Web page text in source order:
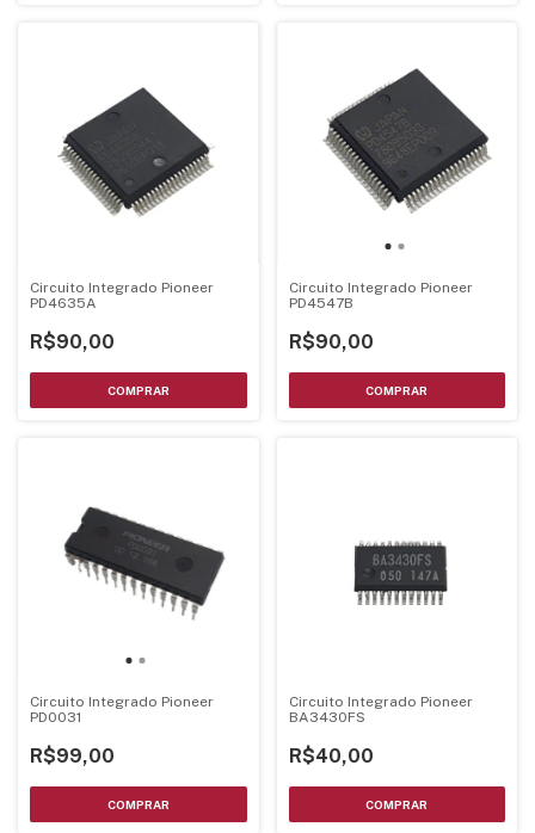
Circuito Integrado Pioneer
PD4635A
R$90,00
Circuito Integrado Pioneer
PD4547B
R$90,00
Circuito Integrado Pioneer
PD0031
R$99,00
Circuito Integrado Pioneer
BA3430FS
R$40,00